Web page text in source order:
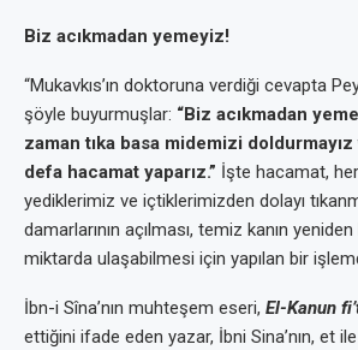
Biz acıkmadan yemeyiz!
“Mukavkıs’ın doktoruna verdiği cevapta
şöyle buyurmuşlar: “Biz acıkmadan
zaman tıka basa midemizi
defa hacamat yaparız.” İşte hacamat,
yediklerimiz ve içtiklerimizden dolayı
damarlarının açılması, temiz kanın
miktarda ulaşabilmesi için yapılan bir
İbn-i Sîna’nın muhteşem eseri, El-Kanun
ettiğini ifade eden yazar, İbni Sina’nın, et